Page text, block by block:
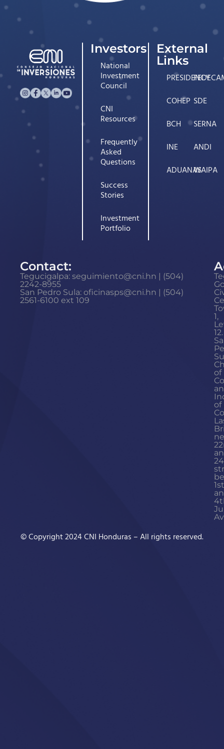
Investors
National
Investment
Council
CNI
Resources
Frequently
Asked
Questions
Success
Stories
Investment
Portfolio
External
Links
PRESIDENCY
COHEP
BCH
INE
ADUANAS
SDE
SERNA
ANDI
WAIPA
Contact:
Tegucigalpa: seguimiento@cni.hn | (504)
2242-8955
San Pedro Sula: oficinasps@cni.hn | (504)
2561-6100 ext 109
1,
12.
of
of
1st
© Copyright 2024 CNI Honduras – All rights reserved.